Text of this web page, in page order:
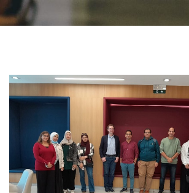
الإعلام
الطلاب
الدراسات العليا
الخريجين